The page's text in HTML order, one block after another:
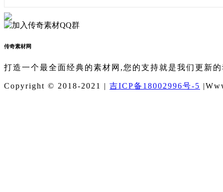
传奇素材网
打造一个最全面经典的素材网,您的支持就是我们更新
Copyright © 2018-2021 | 吉ICP备18002996号-5